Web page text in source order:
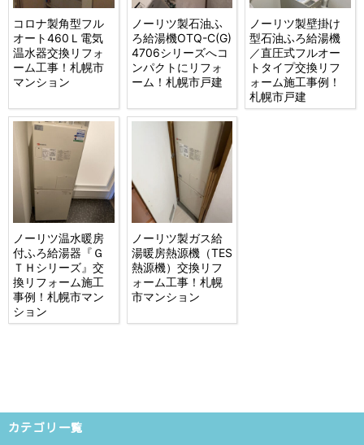
コロナ製角型フル
オート460Ｌ電気
温水器交換リフォ
ーム工事！札幌市
マンション
ノーリツ製石油ふ
ろ給湯機OTQ-C(G)
4706シリーズへコ
ンパクトにリフォ
ーム！札幌市戸建
ノーリツ製壁掛け
型石油ふろ給湯機
／直圧式フルオー
トタイプ交換リフ
ォーム施工事例！
札幌市戸建
ノーリツ温水暖房
付ふろ給湯器『Ｇ
ＴＨシリーズ』交
換リフォーム施工
事例！札幌市マン
ション
ノーリツ製ガス給
湯暖房熱源機（TES
熱源機）交換リフ
ォーム工事！札幌
市マンション
カテゴリ一覧